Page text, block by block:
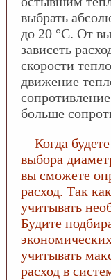
выбрать
до 20 °С. От
зависеть
скорости
движение
больше
Когда
выбора
вы сможете
расход. Так
учитывать
Будите
учитывать
расход в